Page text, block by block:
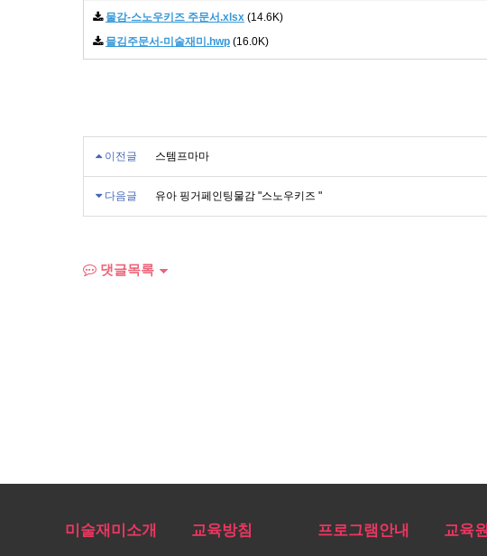
물감-스노우키즈 주문서.xlsx (14.6K)
믈김주문서-미술재미.hwp (16.0K)
이전글 스템프마마
다음글 유아 핑거페인팅물감 "스노우키즈 "
댓글목록
미술재미소개 교육방침 프로그램안내 교육